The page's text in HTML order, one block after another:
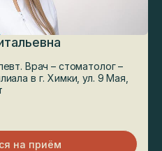
Врач – стоматолог –
в г. Химки, ул. 9 Мая,
на приём